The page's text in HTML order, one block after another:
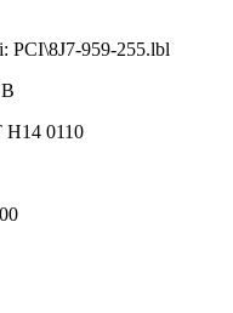
PCI\8J7-959-255.lbl
H14 0110